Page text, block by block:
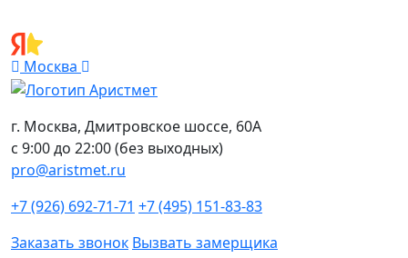
Москва
г. Москва, Дмитровское шоссе, 60А
с 9:00 до 22:00 (без выходных)
pro@aristmet.ru
+7 (926) 692-71-71 +7 (495) 151-83-83
Заказать звонок Вызвать замерщика